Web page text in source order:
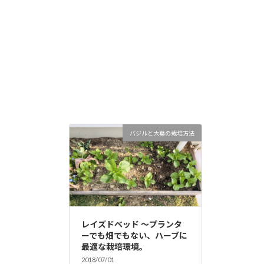
バジルと大葉の栽培方法
レイズドベッド 〜プランタ
ーでも畑でもない、ハーブに
最適な栽培環境。
2018/07/01